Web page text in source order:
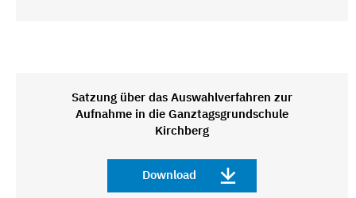
Satzung über das Auswahlverfahren zur
Aufnahme in die Ganztagsgrundschule
Kirchberg
Download